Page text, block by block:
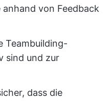
von Feedback
Teambuilding-
sind und zur
dass die